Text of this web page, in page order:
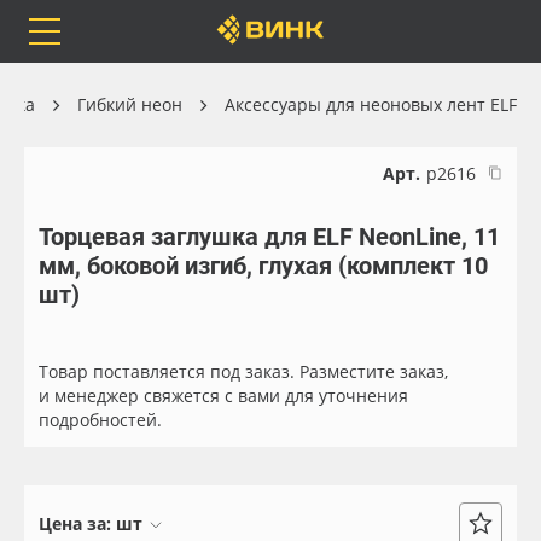
Каталог
Orafol
Бренды
Доставка
Весь каталог
Рулонные материалы
Самоклеящиеся плёнки
Листовые материалы
Гибкий неон Аксессуары для неоновых лент ELF
Арт. р2616
Торцевая заглушка для ELF NeonLine, 11
мм, боковой изгиб, глухая (комплект 10
шт)
Товар поставляется под заказ. Разместите заказ,
и менеджер свяжется с вами для уточнения
подробностей.
Цена за: шт